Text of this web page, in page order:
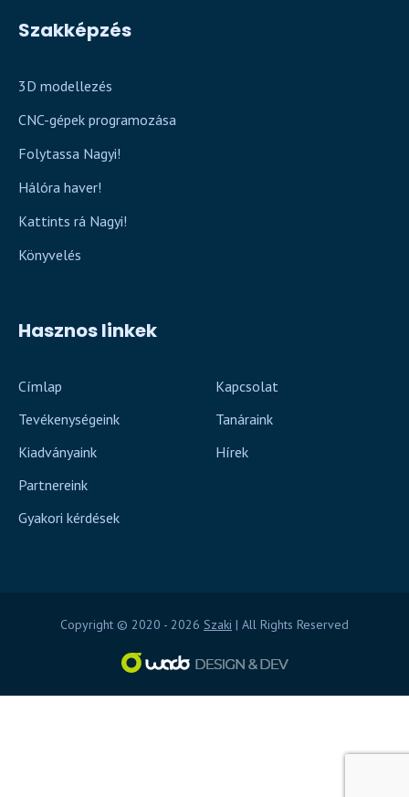
Szakképzés
3D modellezés
CNC-gépek programozása
Folytassa Nagyi!
Hálóra haver!
Kattints rá Nagyi!
Könyvelés
Hasznos linkek
Címlap
Tevékenységeink
Kiadványaink
Partnereink
Gyakori kérdések
Kapcsolat
Tanáraink
Hírek
Copyright © 2020 - 2026 Szaki | All Rights Reserved